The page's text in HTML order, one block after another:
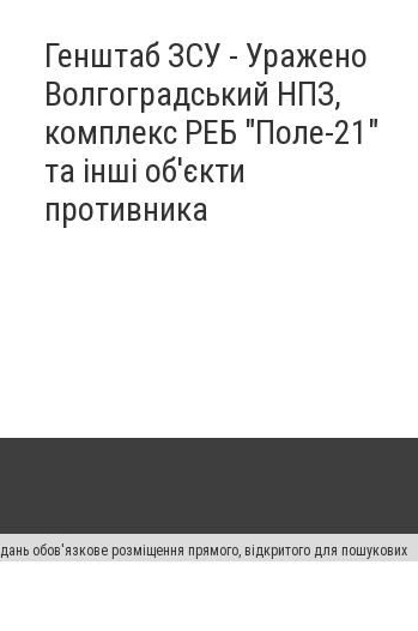
Генштаб ЗСУ - Уражено
Волгоградський НПЗ,
комплекс РЕБ "Поле-21"
та інші об'єкти
противника
обов'язкове розміщення прямого, відкритого для пошукових